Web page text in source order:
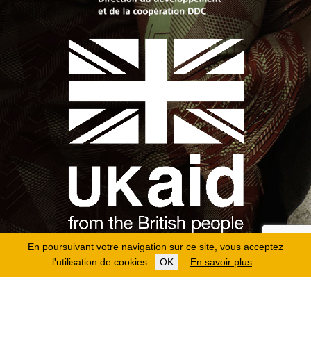
En poursuivant votre navigation sur ce site, vous acceptez
l'utilisation de cookies.
OK En savoir plus